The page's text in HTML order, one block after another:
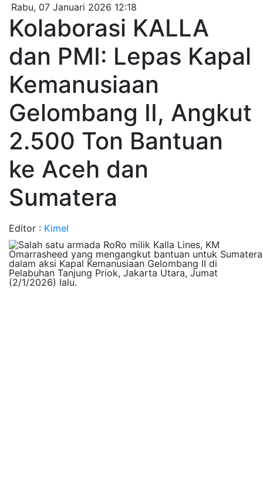
Rabu, 07 Januari 2026 12:18
Kolaborasi KALLA
dan PMI: Lepas Kapal
Kemanusiaan
Gelombang II, Angkut
2.500 Ton Bantuan
ke Aceh dan
Sumatera
Editor : Kimel